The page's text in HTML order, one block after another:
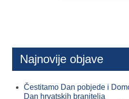
Najnovije objave
Čestitamo Dan pobjede i
Dan hrvatskih branitelja